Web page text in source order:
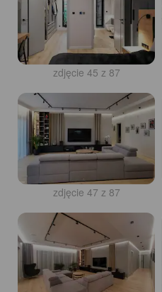
zdjęcie 45 z 87
zdjęcie 47 z 87